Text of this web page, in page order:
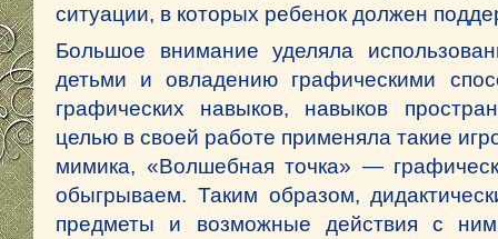
ситуации, в которых ребенок должен
Большое внимание уделяла
детьми и овладению графическими
графических навыков, навыков
целью в своей работе применяла такие
мимика, «Волшебная точка» —
обыгрываем. Таким образом,
предметы и возможные действия с